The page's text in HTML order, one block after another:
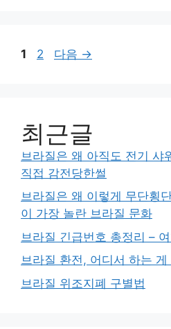
페
1
페
2 다음 →
최근글
브라질은 왜 아직도 전기 샤
직접 감전당한썰
브라질은 왜 이렇게 무단횡
이 가장 놀란 브라질 문화
브라질 긴급번호 총정리 –
브라질 환전, 어디서 하는
브라질 위조지폐 구별법